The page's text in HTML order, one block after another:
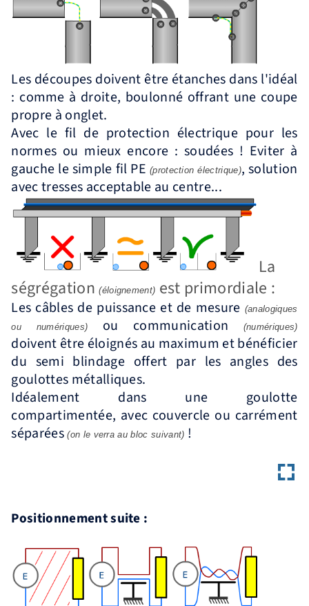
Les découpes doivent être étanches dans l'idéal
: comme à droite, boulonné offrant une coupe
propre à onglet.
Avec le fil de protection électrique pour les
normes ou mieux encore : soudées ! Eviter à
gauche le simple fil PE (protection électrique), solution
avec tresses acceptable au centre...
La
ségrégation(éloignement) est primordiale :
Les câbles de puissance et de mesure (analogiques
ou numériques)
ou communication (numériques)
doivent être éloignés au maximum et bénéficier
du semi blindage offert par les angles des
goulottes métalliques.
Idéalement dans une goulotte
compartimentée, avec couvercle ou carrément
séparées(on le verra au bloc suivant) !
Positionnement suite :